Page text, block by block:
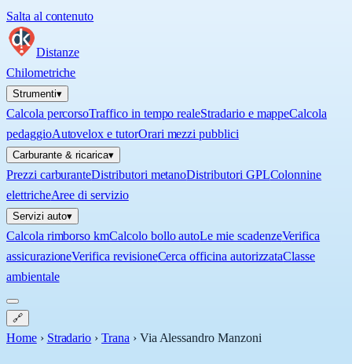
Salta al contenuto
Distanze
Chilometriche
Strumenti▾
Calcola percorsoTraffico in tempo realeStradario e mappeCalcola
pedaggioAutovelox e tutorOrari mezzi pubblici
Carburante & ricarica▾
Prezzi carburanteDistributori metanoDistributori GPLColonnine
elettricheAree di servizio
Servizi auto▾
Calcola rimborso kmCalcolo bollo autoLe mie scadenzeVerifica
assicurazioneVerifica revisioneCerca officina autorizzataClasse
ambientale
🔗
Home › Stradario › Trana › Via Alessandro Manzoni